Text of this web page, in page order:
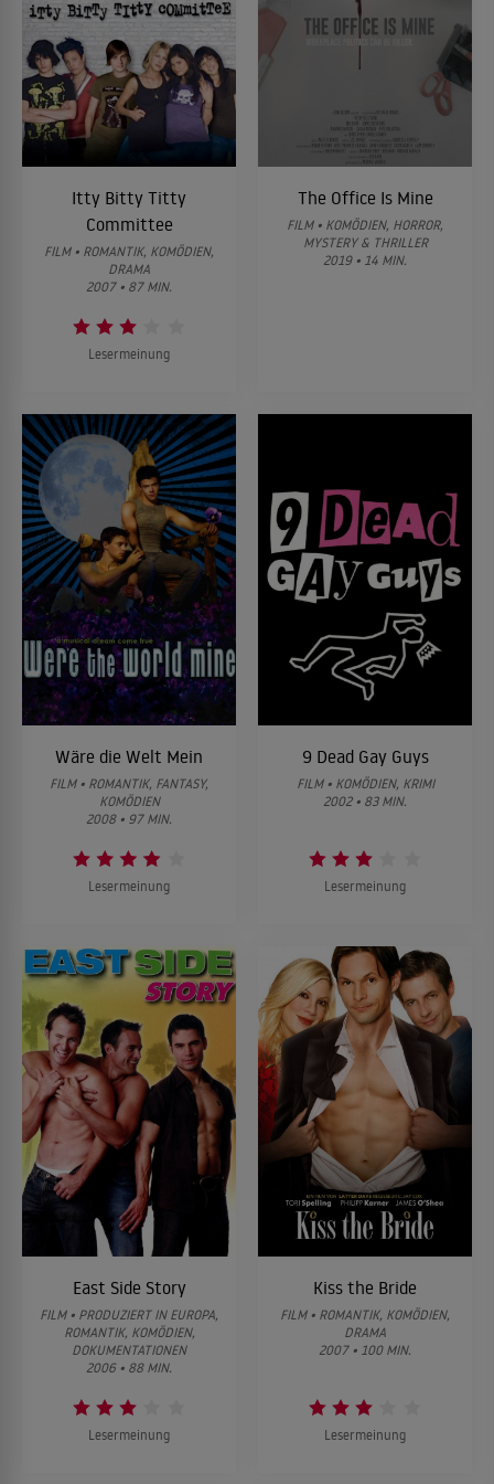
Itty Bitty Titty
Committee
FILM • ROMANTIK, KOMÖDIEN,
DRAMA
2007 • 87 MIN.
Lesermeinung
The Office Is Mine
FILM • KOMÖDIEN, HORROR,
MYSTERY & THRILLER
2019 • 14 MIN.
Wäre die Welt Mein
FILM • ROMANTIK, FANTASY,
KOMÖDIEN
2008 • 97 MIN.
Lesermeinung
9 Dead Gay Guys
FILM • KOMÖDIEN, KRIMI
2002 • 83 MIN.
Lesermeinung
East Side Story
FILM • PRODUZIERT IN EUROPA,
ROMANTIK, KOMÖDIEN,
DOKUMENTATIONEN
2006 • 88 MIN.
Lesermeinung
Kiss the Bride
FILM • ROMANTIK, KOMÖDIEN,
DRAMA
2007 • 100 MIN.
Lesermeinung